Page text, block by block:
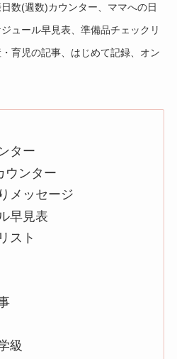
数(週数)カウンター、ママへの日
ュール早見表、準備品チェックリ
育児の記事、はじめて記録、オン
ター
ウンター
メッセージ
早見表
スト
級